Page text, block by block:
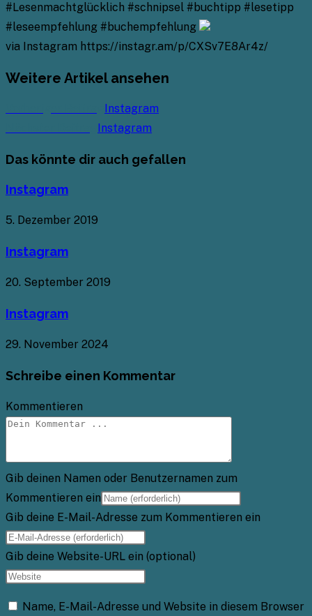
#Lesenmachtglücklich #schnipsel #buchtipp #lesetipp
#leseempfehlung #buchempfehlung
via Instagram https://instagr.am/p/CXSv7E8Ar4z/
Weitere Artikel ansehen
Instagram
Instagram
Das könnte dir auch gefallen
Instagram
5. Dezember 2019
Instagram
20. September 2019
Instagram
29. November 2024
Schreibe einen Kommentar
Kommentieren
Gib deinen Namen oder Benutzernamen zum
Kommentieren ein
Gib deine E-Mail-Adresse zum Kommentieren ein
Gib deine Website-URL ein (optional)
Name, E-Mail-Adresse und Website in diesem Browser